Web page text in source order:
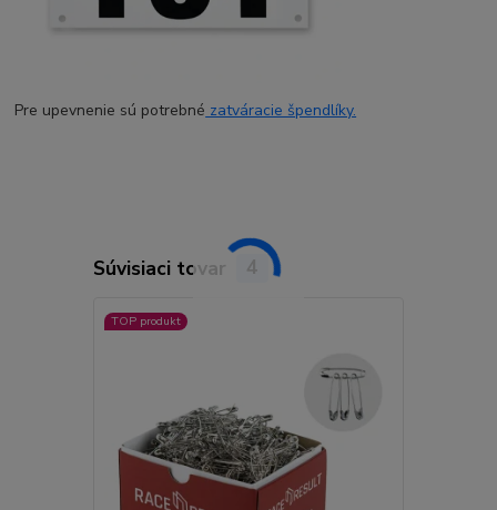
Pre upevnenie sú potrebné zatváracie špendlíky.
Súvisiaci tovar 4
TOP produkt